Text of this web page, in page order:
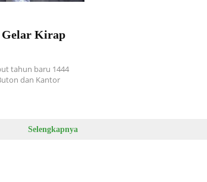
Gelar Kirap
tahun baru 1444
dan Kantor
Selengkapnya